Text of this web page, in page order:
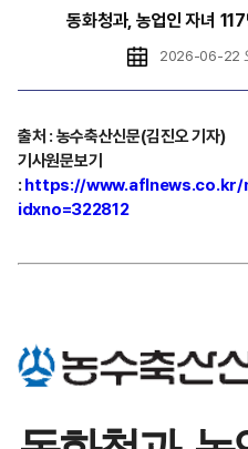
동화청과, 농업인 자녀 117
2026-06-22
출처 : 농수축산신문(김진오 기자)
기사원문보기
: https://www.aflnews.co.kr/
idxno=322812